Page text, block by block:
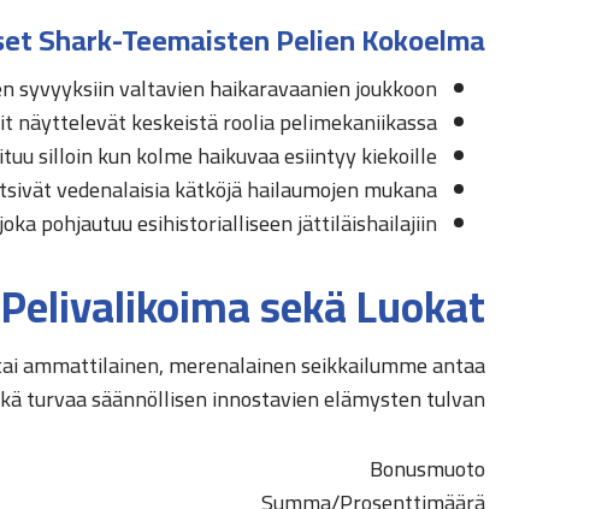
Shark-Teemaisten Pelien Kokoelma
syvyyksiin valtavien haikaravaanien joukkoon
näyttelevät keskeistä roolia pelimekaniikassa
silloin kun kolme haikuvaa esiintyy kiekoille
vedenalaisia kätköjä hailaumojen mukana
pohjautuu esihistorialliseen jättiläishailajiin
Pelivalikoima sekä Luokat
ammattilainen, merenalainen seikkailumme antaa
turvaa säännöllisen innostavien elämysten tulvan.
Bonusmuoto